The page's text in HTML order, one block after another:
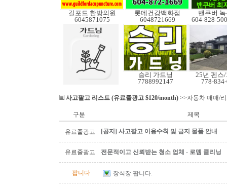
길포드 한방의원
6045871075
롯데건강백화점
6048721669
밴쿠버
승리 가드닝
7788992147
25년 펜스
778-
사고팔고 리스트 (유료줄광고 $120/month) >>자동차 매매/
구분 제목
유료줄광고 [공지] 사고팔고 이용수칙 및 금지 물품 안내
유료줄광고 전문적이고 신뢰받는 청소 업체 - 로뎀 클리닝
팝니다 장식장 팝니다.